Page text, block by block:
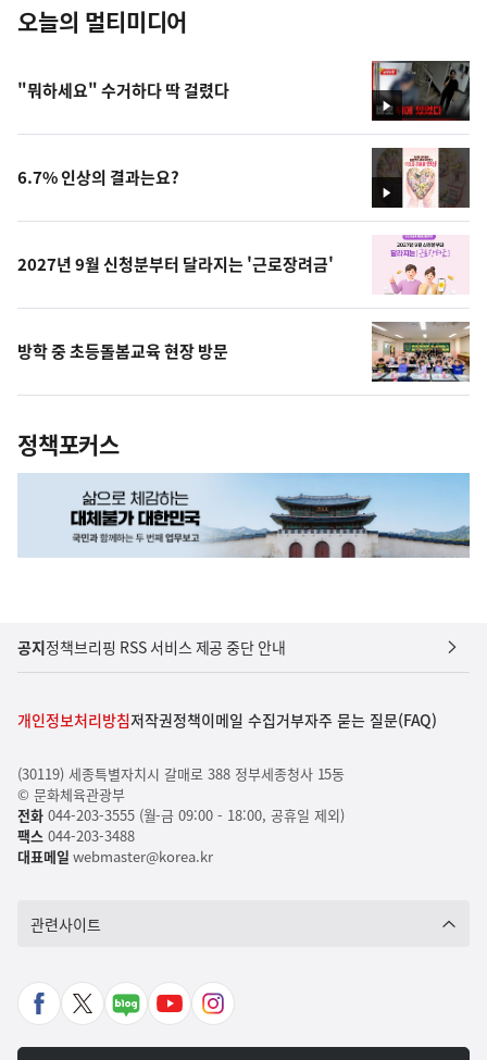
오늘의 멀티미디어
영
상
"뭐하세요" 수거하다 딱 걸렸다
영
상
6.7% 인상의 결과는요?
2027년 9월 신청분부터 달라지는 '근로장려금'
방학 중 초등돌봄교육 현장 방문
정책포커스
공지정책브리핑 RSS 서비스 제공 중단 안내
개인정보처리방침저작권정책이메일 수집거부자주 묻는 질문(FAQ)
(30119) 세종특별자치시 갈매로 388 정부세종청사 15동
© 문화체육관광부
전화044-203-3555 (월-금 09:00 - 18:00, 공휴일 제외)
팩스044-203-3488
대표메일 webmaster@korea.kr
관련사이트
페
X
네
유
인